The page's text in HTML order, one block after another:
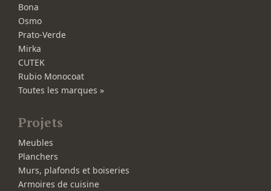
Bona
Osmo
Prato-Verde
Mirka
CUTEK
Rubio Monocoat
Toutes les marques »
Projets
Meubles
Planchers
Murs, plafonds et boiseries
Armoires de cuisine